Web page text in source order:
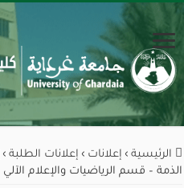
الرئيسية › إعلانات › إعلانات الطلبة ›
الذمة – قسم الرياضيات والإعلام الآلي